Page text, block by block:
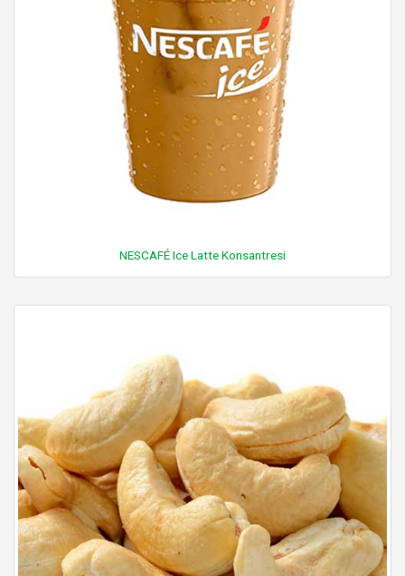
NESCAFÉ Ice Latte Konsantresi